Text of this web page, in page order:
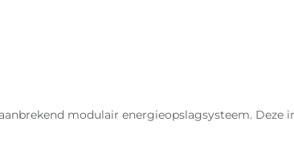
modulair energieopslagsysteem.